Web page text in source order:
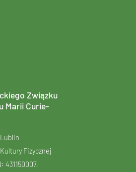
Związku
Marii Curie-
Fizycznej
431150007,